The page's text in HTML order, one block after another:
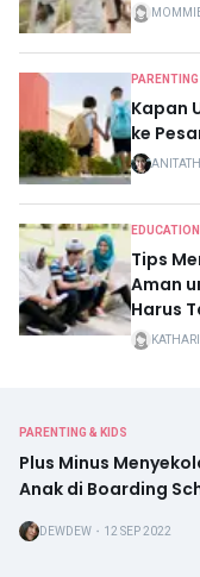
Kapan
ke
EDUCATION
Tips
Aman
Harus
PARENTING & KIDS
Plus Minus
Anak di Boarding
DEWDEW ・ 12 SEP 2022